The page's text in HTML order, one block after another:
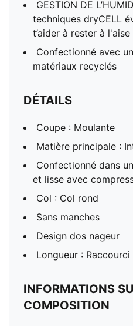
GESTION DE
techniques dryCELL
t’aider à rester à
Confectionné avec
matériaux recyclés
DÉTAILS
Coupe : Moulante
Matière principale :
Confectionné dans
et lisse avec
Col : Col rond
Sans manches
Design dos nageur
Longueur : Raccourci
INFORMATIONS
COMPOSITION